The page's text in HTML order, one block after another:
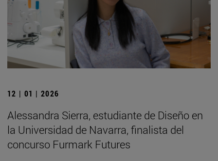
12 | 01 | 2026
Alessandra Sierra, estudiante de Diseño en
la Universidad de Navarra, finalista del
concurso Furmark Futures